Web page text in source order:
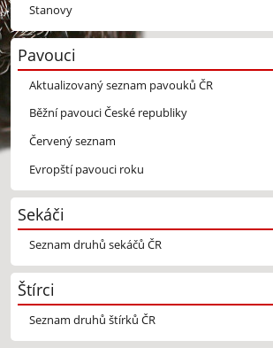
Stanovy
Pavouci
Aktualizovaný seznam pavouků ČR
Běžní pavouci České republiky
Červený seznam
Evropští pavouci roku
Sekáči
Seznam druhů sekáčů ČR
Štírci
Seznam druhů štírků ČR